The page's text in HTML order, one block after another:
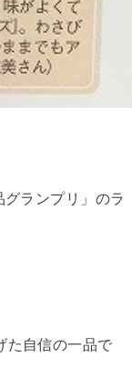
ランプリ」のラ
た自信の一品で